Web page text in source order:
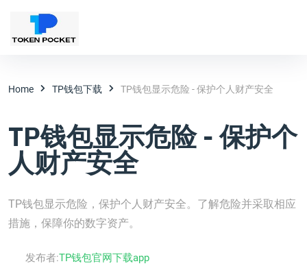
Home TP钱包下载 TP钱包显示危险 - 保护个人财产安全
TP钱包显示危险 - 保护个
人财产安全
TP钱包显示危险，保护个人财产安全。了解危险并采取相应
措施，保障你的数字资产。
发布者:TP钱包官网下载app